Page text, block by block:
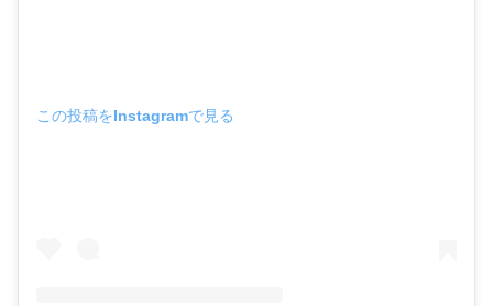
この投稿をInstagramで見る